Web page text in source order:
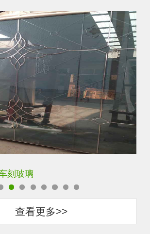
刻玻璃
查看更多>>